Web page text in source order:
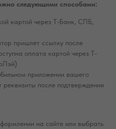
следующими способами:
картой через Т-Банк, СПБ,
пришлет ссылку после
оплата картой через Т-
приложении вашего
после подтверждения
на сайте или выбрать